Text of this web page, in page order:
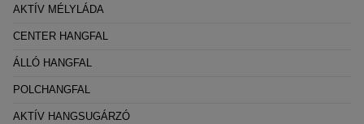
AKTÍV MÉLYLÁDA
CENTER HANGFAL
ÁLLÓ HANGFAL
POLCHANGFAL
AKTÍV HANGSUGÁRZÓ